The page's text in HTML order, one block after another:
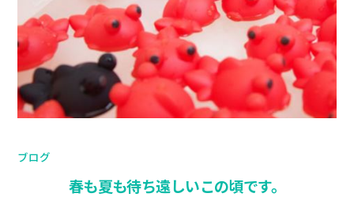
ブログ
春も夏も待ち遠しいこの頃です。